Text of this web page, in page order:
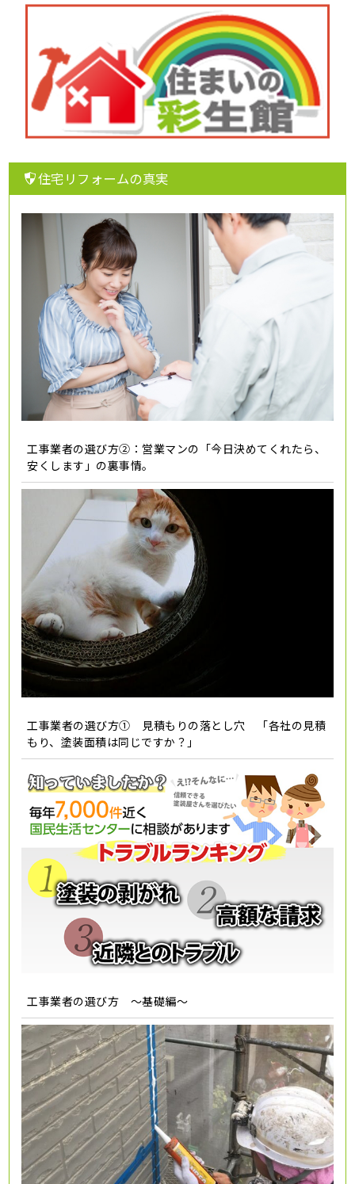
住宅リフォームの真実
工事業者の選び方②：営業マンの「今日決めてくれたら、
安くします」の裏事情。
工事業者の選び方① 見積もりの落とし穴 「各社の見積
もり、塗装面積は同じですか？」
工事業者の選び方 ～基礎編～